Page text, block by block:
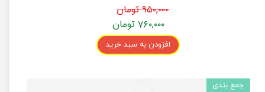
۹۵۰,۰۰۰ تومان
۷۶۰,۰۰۰ تومان
افزودن به سبد خرید
جمع بندی